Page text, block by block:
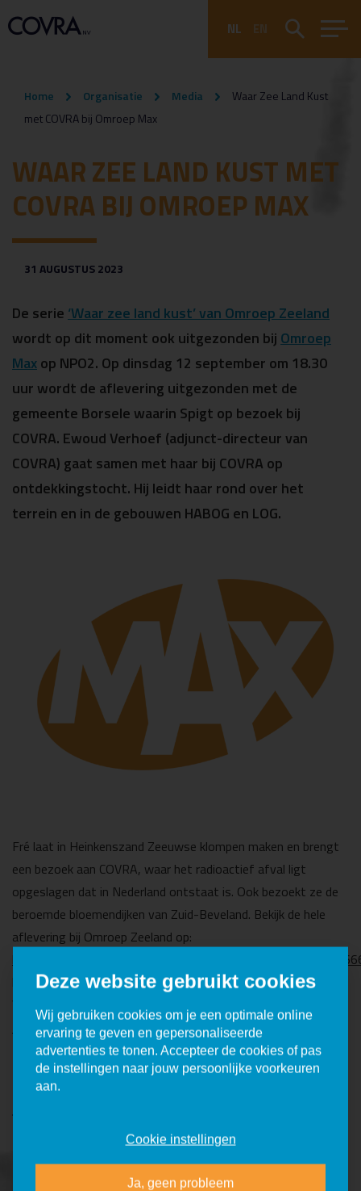
NL EN
Home Organisatie Media
Waar Zee Land Kust
met COVRA bij Omroep Max
WAAR ZEE LAND KUST MET
COVRA BIJ OMROEP MAX
31 AUGUSTUS 2023
De serie ‘Waar zee land kust’ van Omroep Zeeland
wordt op dit moment ook uitgezonden bij Omroep
Maxop NPO2. Op dinsdag 12 september om 18.30
uur wordt de aflevering uitgezonden met de
gemeente Borsele waarin Spigt op bezoek bij
COVRA. Ewoud Verhoef (adjunct-directeur van
COVRA) gaat samen met haar bij COVRA op
ontdekkingstocht. Hij leidt haar rond over het
terrein en in de gebouwen HABOG en LOG.
Fré laat in Heinkenszand Zeeuwse klompen maken en brengt
een bezoek aan COVRA, waar het radioactief afval ligt
opgeslagen dat in Nederland ontstaat is. Ook bezoekt ze de
beroemde bloemendijken van Zuid-Beveland. Bekijk de hele
aflevering bij Omroep Zeeland op:
https://www.omroepzeeland.nl/tv/aflevering/borsele/
het item met COVRA is te zien vanaf 07:20 min.
Vanaf zaterdag 7 oktober is het tweede seizoen van de serie
te zien bij Omroep Zeeland .
Deze website gebruikt cookies
Wij gebruiken cookies om je een optimale online
ervaring te geven en gepersonaliseerde
advertenties te tonen. Accepteer de cookies of pas
de instellingen naar jouw persoonlijke voorkeuren
aan.
Cookie instellingen
Ja, geen probleem